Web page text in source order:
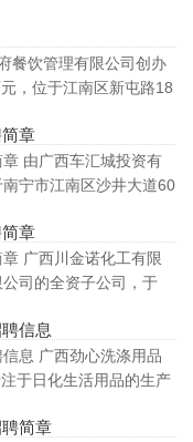
综合性、科技型的粮油
食品...
餐饮管理有限公司创办
，位于江南区新屯路18
饮酒楼，营业面积约
二楼...
章
由广西车汇城投资有
宁市江南区沙井大道60
大棚，能同时满足3000
...
章
广西川金诺化工有限
司的全资子公司，于
，配套园区规划产业
8.5亿...
信息
息 广西劲心洗涤用品
于日化生活用品的生产
司生产厂家管理规范，
简章